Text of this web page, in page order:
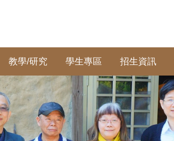
教學/研究 學生專區 招生資訊